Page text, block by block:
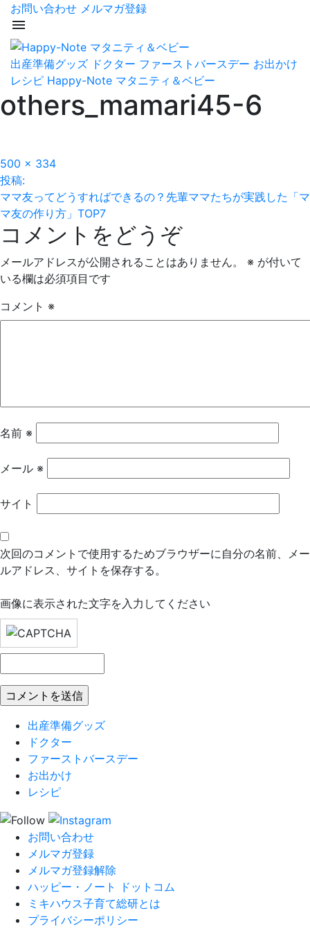
お問い合わせ メルマガ登録
menu
出産準備グッズ ドクター ファーストバースデー お出かけ
レシピ Happy-Note マタニティ＆ベビー
others_mamari45-6
フ
ル
サ
イ
ズ
500 × 334
投
稿
ナ
ビ
ゲ
ー
投稿:
ママ友ってどうすればできるの？先輩ママたちが実践した「マ
マ友の作り方」TOP7
コメントをどうぞ
メールアドレスが公開されることはありません。 ※ が付いて
いる欄は必須項目です
コメント ※
名前 ※
メール ※
サイト
次回のコメントで使用するためブラウザーに自分の名前、メー
ルアドレス、サイトを保存する。
画像に表示された文字を入力してください
出産準備グッズ
ドクター
ファーストバースデー
お出かけ
レシピ
お問い合わせ
メルマガ登録
メルマガ登録解除
ハッピー・ノート ドットコム
ミキハウス子育て総研とは
プライバシーポリシー